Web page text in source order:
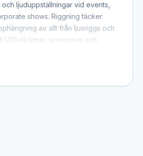
ljuduppställningar vid events,
shows. Riggning täcker
av allt från ljusriggs och
LED-skärmar, scenramar och
och jämför certifierade riggare och
i Sverige.